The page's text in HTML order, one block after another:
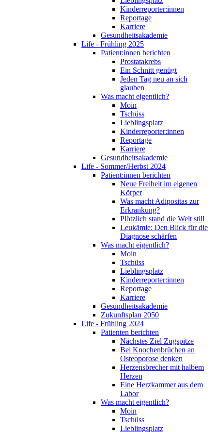
Kinderreporter:innen
Reportage
Karriere
Gesundheitsakademie
Life - Frühling 2025
Patient:innen berichten
Prostatakrebs
Ein Schnitt genügt
Jeden Tag neu an sich
glauben
Was macht eigentlich?
Moin
Tschüss
Lieblingsplatz
Kinderreporter:innen
Reportage
Karriere
Gesundheitsakademie
Life - Sommer/Herbst 2024
Patient:innen berichten
Neue Freiheit im eigenen
Körper
Was macht Adipositas zur
Erkrankung?
Plötzlich stand die Welt still
Leukämie: Den Blick für die
Diagnose schärfen
Was macht eigentlich?
Moin
Tschüss
Lieblingsplatz
Kinderreporter:innen
Reportage
Karriere
Gesundheitsakademie
Zukunftsplan 2050
Life - Frühling 2024
Patienten berichten
Nächstes Ziel Zugspitze
Bei Knochenbrüchen an
Osteoporose denken
Herzensbrecher mit halbem
Herzen
Eine Herzkammer aus dem
Labor
Was macht eigentlich?
Moin
Tschüss
Lieblingsplatz